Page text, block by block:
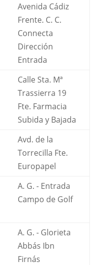
Avenida Cádiz
Frente. C. C.
Connecta
Dirección
Entrada
Calle Sta. Mª
Trassierra 19
Fte. Farmacia
Subida y Bajada
Avd. de la
Torrecilla Fte.
Europapel
A. G. - Entrada
Campo de Golf
A. G. - Glorieta
Abbás Ibn
Firnás